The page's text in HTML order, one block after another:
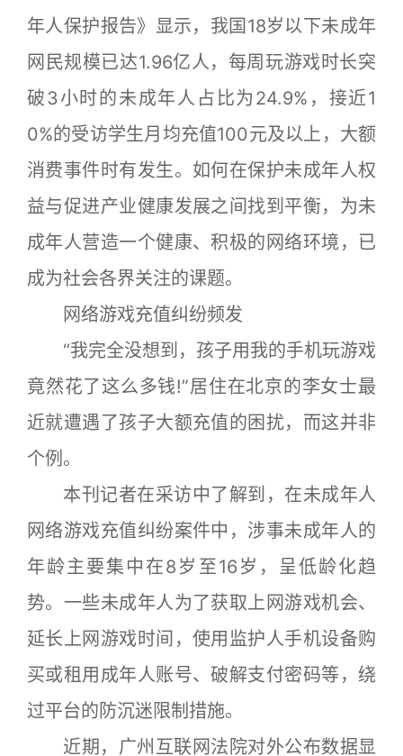
年人保护报告》显示，我国18岁以下未成年
网民规模已达1.96亿人，每周玩游戏时长突
破3小时的未成年人占比为24.9%，接近1
0%的受访学生月均充值100元及以上，大额
消费事件时有发生。如何在保护未成年人权
益与促进产业健康发展之间找到平衡，为未
成年人营造一个健康、积极的网络环境，已
成为社会各界关注的课题。
网络游戏充值纠纷频发
“我完全没想到，孩子用我的手机玩游戏
竟然花了这么多钱!”居住在北京的李女士最
近就遭遇了孩子大额充值的困扰，而这并非
个例。
本刊记者在采访中了解到，在未成年人
网络游戏充值纠纷案件中，涉事未成年人的
年龄主要集中在8岁至16岁，呈低龄化趋
势。一些未成年人为了获取上网游戏机会、
延长上网游戏时间，使用监护人手机设备购
买或租用成年人账号、破解支付密码等，绕
过平台的防沉迷限制措施。
近期，广州互联网法院对外公布数据显